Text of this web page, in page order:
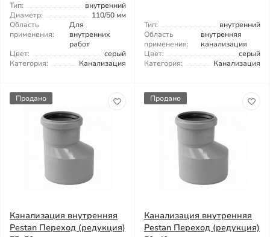
Тип:
внутренний
Диаметр:
110/50 мм
Область
применения:
Для
внутренних
работ
Цвет:
серый
Категория:
Канализация
Тип:
внутренний
Область
применения:
внутренняя
канализация
Цвет:
серый
Категория:
Канализация
Продано
Канализация внутренняя
Pestan Переход (редукция)
Продано
Канализация внутренняя
Pestan Переход (редукция)